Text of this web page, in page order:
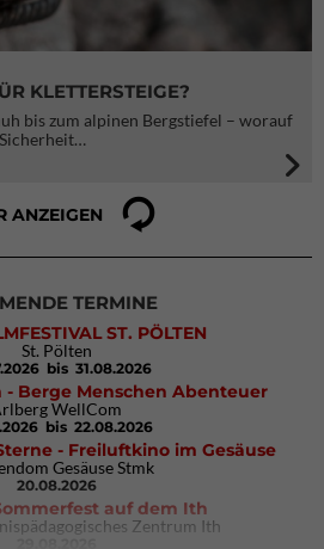
KLETTERSTEIGE?
bis zum alpinen Bergstiefel – worauf
ANZEIGEN
TERMINE
ST. PÖLTEN
St. Pölten
bis 31.08.2026
- Berge Menschen Abenteuer
WellCom
bis 22.08.2026
- Freiluftkino im Gesäuse
Gesäuse Stmk
20.08.2026
auf dem Ith
Zentrum Ith